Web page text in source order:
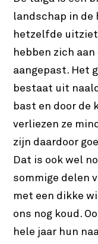
landschap in de
hetzelfde
hebben zich
aangepast. Het
bestaat uit
bast en door de
verliezen ze
zijn daardoor
Dat is ook wel
sommige delen
met een dikke
ons nog koud.
hele jaar hun